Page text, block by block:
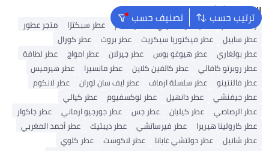
ترتيب حسب تصنيف حسب البحث الشائع
رذاذ للجسم عطر العود العربي عطر نسيم عطر سبكترّا
متجر عطور
عطر سابيل
عطر فيكتوريا سيكريت عطر بروت
عطر كورال
عطر بولغاري
عطر هيوغو بوس عطر جيرلان عطر امواج
عطر لطافة
عطر روبرتو كافالي
عطر كالفين كلاين عطر مانسيرا
عطر هيرميس
عطر فالنتينو
عطر سلسلة ارماف عطر ايف سان لوران
عطر لانكوم
عطر جيفنشي
عطر دانهيل عطر لوكسفيوم
عطر كيالي
عطر الرصاصي
عطر كيليان عطر جس عطر جورجيو ارماني
عطر جاكوار
عطر كارولينا هيريرا
عطر فيرساتشي عطر ديبتيك
عطر أحمد المغربي
عطر شانيل
عطر دولتشي غابانا عطر لاكوست
عطر كلوي